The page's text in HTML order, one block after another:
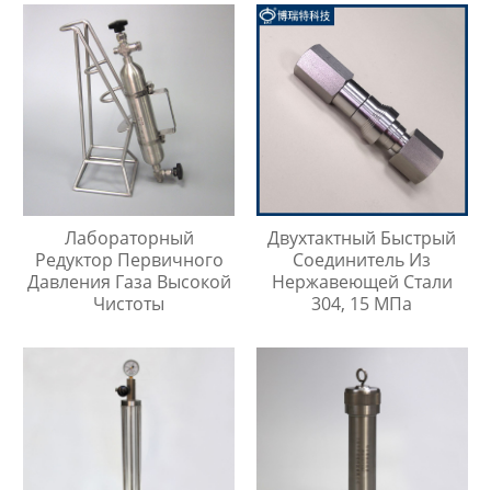
Лабораторный
Редуктор Первичного
Давления Газа Высокой
Чистоты
Двухтактный Быстрый
Соединитель Из
Нержавеющей Стали
304, 15 МПа